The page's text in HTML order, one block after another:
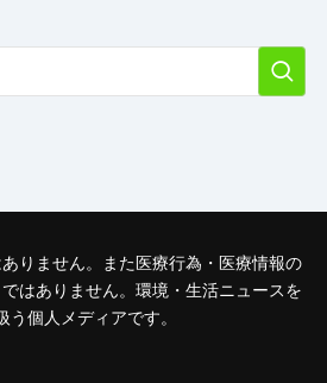
りません。また医療行為・医療情報の
はありません。環境・生活ニュースを
う個人メディアです。